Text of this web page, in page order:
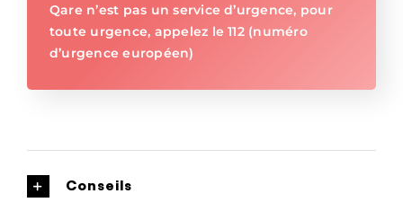
Qare n’est pas un service d’urgence, pour
toute urgence, appelez le 112 (numéro
d’urgence européen)
Conseils